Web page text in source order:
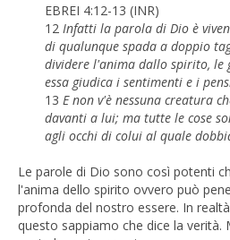
EBREI 4:12-13 (INR)
12 Infatti la parola di Dio è
di qualunque spada a doppio
dividere l'anima dallo spirito, le
essa giudica i sentimenti e i
13 E non v'è nessuna creatura
davanti a lui; ma tutte le cose
agli occhi di colui al quale
Le parole di Dio sono così potenti
l'anima dello spirito ovvero può
profonda del nostro essere. In
questo sappiamo che dice la verità.